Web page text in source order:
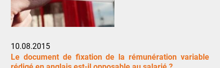
10.08.2015
Le document de fixation de la rémunération variable